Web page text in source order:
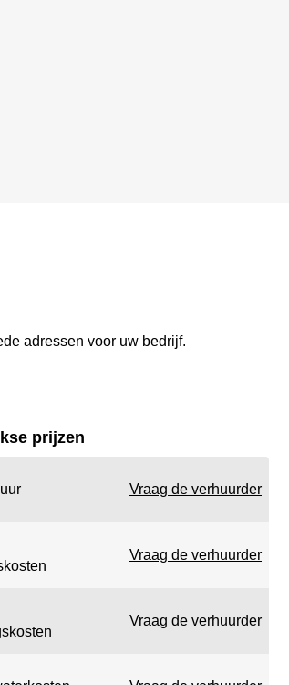
adressen voor uw bedrijf.
prijzen
Vraag de verhuurder
Vraag de verhuurder
Vraag de verhuurder